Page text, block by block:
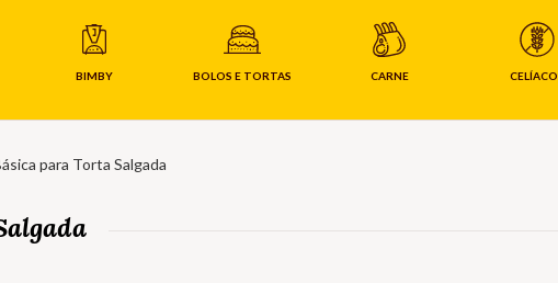
BIMBY BOLOS E TORTAS CARNE
para Torta Salgada